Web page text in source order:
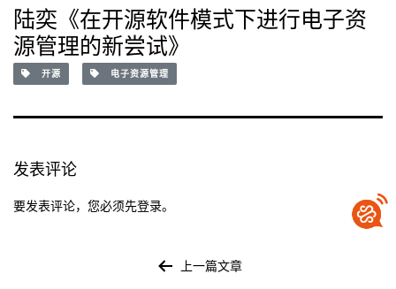
陆奕《在开源软件模式下进行电子资
源管理的新尝试》
开源 电子资源管理
发表评论
要发表评论，您必须先登录。
上一篇文章